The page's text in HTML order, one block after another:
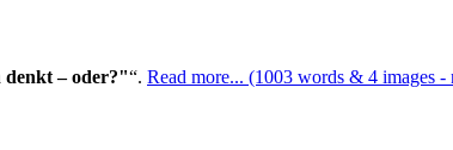
– oder?" . Read more... (1003 words & 4 images -